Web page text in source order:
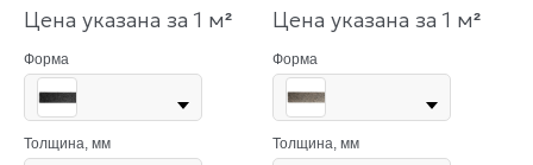
Цена указана за 1 м²
Форма
Толщина, мм
Цена указана за 1 м²
Форма
Толщина, мм